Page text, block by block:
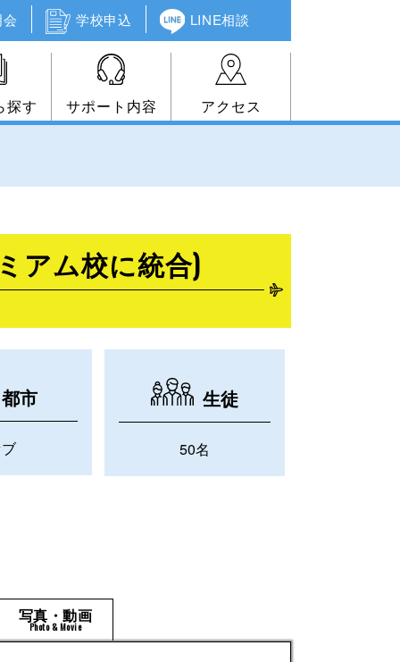
学校申込 LINE相談
探す サポート内容 アクセス
ミアム校に統合)
都市 生徒
50名
写真・動画
Photo & Movie